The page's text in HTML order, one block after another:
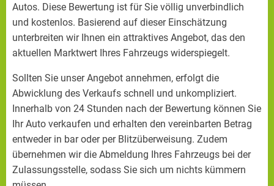
Autos. Diese Bewertung ist für Sie völlig unverbindlich
und kostenlos. Basierend auf dieser Einschätzung
unterbreiten wir Ihnen ein attraktives Angebot, das den
aktuellen Marktwert Ihres Fahrzeugs widerspiegelt.
Sollten Sie unser Angebot annehmen, erfolgt die
Abwicklung des Verkaufs schnell und unkompliziert.
Innerhalb von 24 Stunden nach der Bewertung können Sie
Ihr Auto verkaufen und erhalten den vereinbarten Betrag
entweder in bar oder per Blitzüberweisung. Zudem
übernehmen wir die Abmeldung Ihres Fahrzeugs bei der
Zulassungsstelle, sodass Sie sich um nichts kümmern